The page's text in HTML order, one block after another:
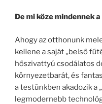
De mi köze mindennek
Ahogy az otthonunk
kellene a saját „belső
hőszivattyú csodálatos
környezetbarát, és
a testünkben akadozik a
legmodernebb